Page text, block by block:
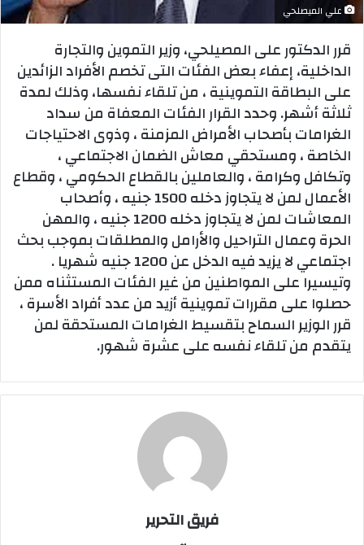
علي الميصلحي
قرر الدكتور على المصيلحي، وزير التموين والتجارة
الداخلية، إعفاء بعض الفئات التى تخصم الأفراد الزائدين
على البطاقة التموينية ، من تلقاء نفسها، وذلك لمدة
ثلاثة أشهر. وحدد القرار الفئات المعفاة من سداد
الغرامات بأصحاب الأمراض المزمنة ، وذوى الاحتياجات
الخاصة ، ومستحقي معاش الضمان الاجتماعي ،
وتكافل وكرامة ، والعاملين بالقطاع الحكومي ، وقطاع
الأعمال لمن لا يتجاوز دخله 1500 جنيه ، وأصحاب
المعاشات لمن لا يتجاوز دخله 1200 جنيه ، والمهن
الحرة وعمال التراحيل والأرامل والمطلقات بموجب بحث
اجتماعي لا يزيد فيه الدخل عن 1200 جنيه شهريا .
وتيسيرا على المواطنين من غير الفئات المستثناه ممن
حصلوا على مقررات تموينية أزيد من عدد أفراد الأسرة ،
قرر الوزير السماح بتقسيط الغرامات المستحقة لمن
يتقدم من تلقاء نفسه على عشرة شهور.
فريق التحرير